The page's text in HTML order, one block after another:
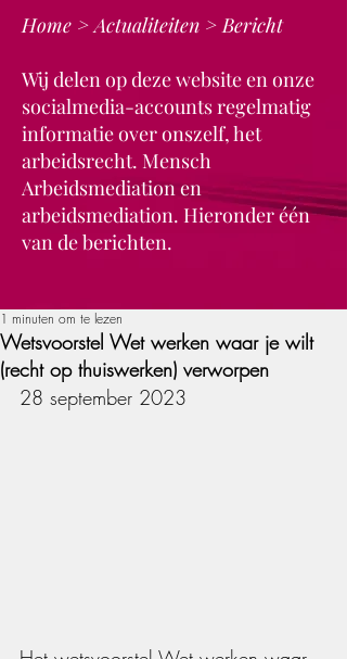
Home >Actualiteiten > Bericht
Wij delen op deze website en onze
socialmedia-accounts regelmatig
informatie over onszelf, het
arbeidsrecht. Mensch
Arbeidsmediation en
arbeidsmediation. Hieronder één
van de berichten.
Wetsvoorstel Wet werken waar je wilt
(recht op thuiswerken) verworpen
1 minuten om te lezen
28 september 2023